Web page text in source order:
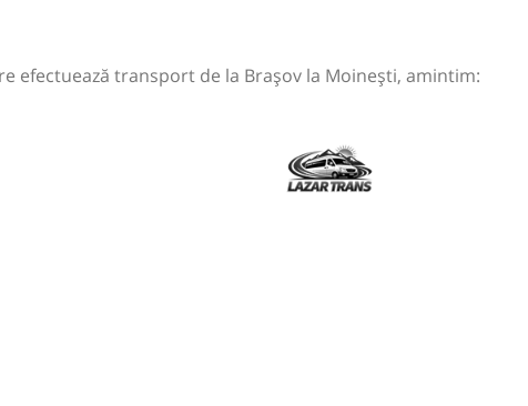
efectuează transport de la Brașov la Moinești, amintim: